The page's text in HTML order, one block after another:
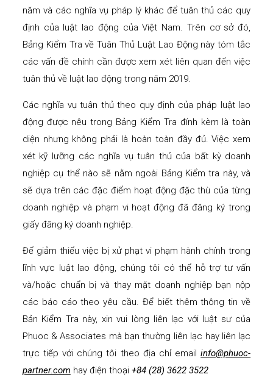
năm và các nghĩa vụ pháp lý khác để tuân thủ các quy
định của luật lao động của Việt Nam. Trên cơ sở đó,
Bảng Kiểm Tra về Tuân Thủ Luật Lao Động này tóm tắc
các vấn đề chính cần được xem xét liên quan đến việc
tuân thủ về luật lao động trong năm 2019.
Các nghĩa vụ tuân thủ theo quy định của pháp luật lao
động được nêu trong Bảng Kiểm Tra đính kèm là toàn
diện nhưng không phải là hoàn toàn đầy đủ. Việc xem
xét kỹ lưỡng các nghĩa vụ tuân thủ của bất kỳ doanh
nghiệp cụ thể nào sẽ nằm ngoài Bảng Kiểm tra này, và
sẽ dựa trên các đặc điểm hoạt động đặc thù của từng
doanh nghiệp và phạm vi hoạt động đã đăng ký trong
giấy đăng ký doanh nghiệp.
Để giảm thiểu việc bị xử phạt vi phạm hành chính trong
lĩnh vực luật lao động, chúng tôi có thể hỗ trợ tư vấn
và/hoặc chuẩn bị và thay mặt doanh nghiệp bạn nộp
các báo cáo theo yêu cầu. Để biết thêm thông tin về
Bản Kiểm Tra này, xin vui lòng liên lạc với luật sư của
Phuoc & Associates mà bạn thường liên lạc hay liên lạc
trực tiếp với chúng tôi theo địa chỉ email info@phuoc-
partner.com hay điện thoại +84 (28) 3622 3522